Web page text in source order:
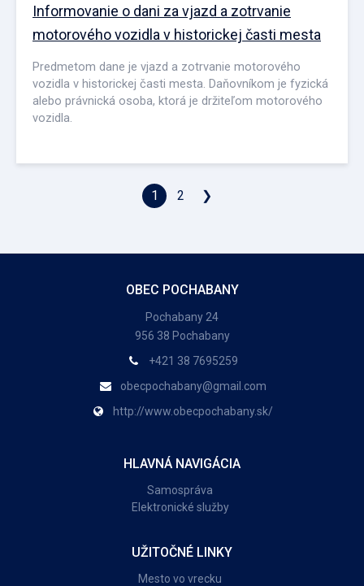
Informovanie o dani za vjazd a zotrvanie
motorového vozidla v historickej časti mesta
Predmetom dane je vjazd a zotrvanie motorového
vozidla v historickej časti mesta. Daňovníkom je fyzická
alebo právnická osoba, ktorá je držiteľom motorového
vozidla.
1 2 ❯
OBEC POCHABANY
Pochabany 24
956 38 Pochabany
+421 38 7695259
obecpochabany@gmail.com
http://www.obecpochabany.sk/
HLAVNÁ NAVIGÁCIA
Samospráva
Elektronické služby
UŽITOČNÉ LINKY
Mesto vo vrecku